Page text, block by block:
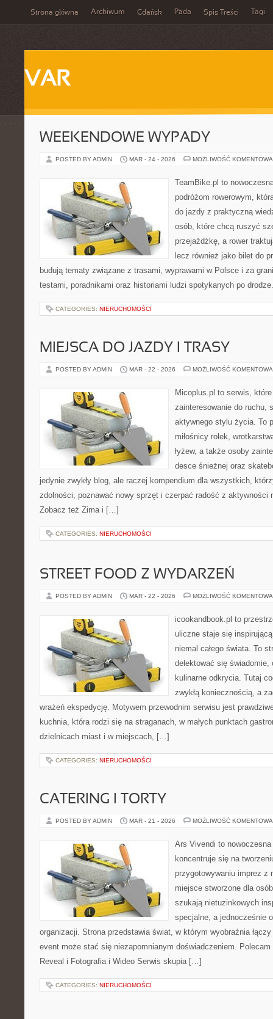
Strona główna Archiwum Gdańsk Pada Spis Treści Tagi
VAR
WEEKENDOWE WYPADY
POSTED BY ADMIN MAR - 24 - 2026 MOŻLIWOŚĆ
TeamBike.pl to
podróżom rowerowym,
do jazdy z praktyczną
osób, które chcą ruszyć
przejażdżkę, a rower
lecz również jako bilet do
budują tematy związane z trasami, wyprawami w Polsce i za
testami, poradnikami oraz historiami ludzi spotykanych po
CATEGORIES: NIERUCHOMOŚCI
MIEJSCA DO JAZDY I TRASY
POSTED BY ADMIN MAR - 22 - 2026 MOŻLIWOŚĆ
Micoplus.pl to serwis,
zainteresowanie do ruchu,
aktywnego stylu życia. To
miłośnicy rolek,
łyżew, a także osoby
desce śnieżnej oraz
jedynie zwykły blog, ale raczej kompendium dla wszystkich,
zdolności, poznawać nowy sprzęt i czerpać radość z aktywności
Zobacz też Zima i […]
CATEGORIES: NIERUCHOMOŚCI
STREET FOOD Z WYDARZEŃ
POSTED BY ADMIN MAR - 22 - 2026 MOŻLIWOŚĆ
icookandbook.pl to
uliczne staje się
niemal całego świata. To
delektować się
kulinarne odkrycia. Tutaj
zwykłą koniecznością, a
wrażeń ekspedycję. Motywem przewodnim serwisu jest
kuchnia, która rodzi się na straganach, w małych punktach
dzielnicach miast i w miejscach, […]
CATEGORIES: NIERUCHOMOŚCI
CATERING I TORTY
POSTED BY ADMIN MAR - 21 - 2026 MOŻLIWOŚĆ
Ars Vivendi to
koncentruje się na
przygotowywaniu imprez z
miejsce stworzone dla
szukają nietuzinkowych
specjalne, a jednocześnie
organizacji. Strona przedstawia świat, w którym wyobraźnia
event może stać się niezapomnianym doświadczeniem. Polecam
Reveal i Fotografia i Wideo Serwis skupia […]
CATEGORIES: NIERUCHOMOŚCI